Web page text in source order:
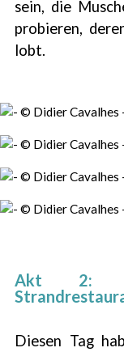
sein, die
probieren,
lobt.
Akt 2:
Diesen Tag